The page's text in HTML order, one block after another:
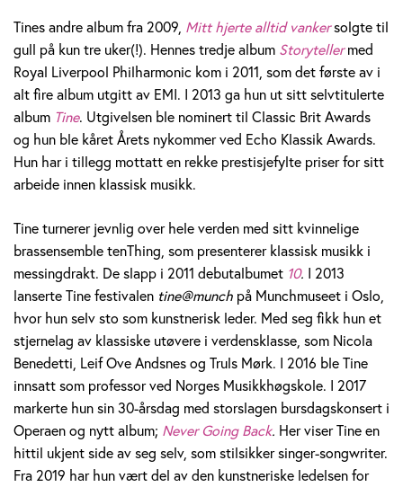
l
s
e
t
h
Tines andre album fra 2009, Mitt hjerte alltid vankersolgte til
gull på kun tre uker(!). Hennes tredje album Storytellermed
Royal Liverpool Philharmonic kom i 2011, som det første av i
alt fire album utgitt av EMI. I 2013 ga hun ut sitt selvtitulerte
album Tine. Utgivelsen ble nominert til Classic Brit Awards
og hun ble kåret Årets nykommer ved Echo Klassik Awards.
Hun har i tillegg mottatt en rekke prestisjefylte priser for sitt
arbeide innen klassisk musikk.
Tine turnerer jevnlig over hele verden med sitt kvinnelige
brassensemble tenThing, som presenterer klassisk musikk i
messingdrakt. De slapp i 2011 debutalbumet 10. I 2013
lanserte Tine festivalen tine@munch på Munchmuseet i Oslo,
hvor hun selv sto som kunstnerisk leder. Med seg fikk hun et
stjernelag av klassiske utøvere i verdensklasse, som Nicola
Benedetti, Leif Ove Andsnes og Truls Mørk. I 2016 ble Tine
innsatt som professor ved Norges Musikkhøgskole. I 2017
markerte hun sin 30-årsdag med storslagen bursdagskonsert i
Operaen og nytt album; Never Going Back. Her viser Tine en
hittil ukjent side av seg selv, som stilsikker singer-songwriter.
Fra 2019 har hun vært del av den kunstneriske ledelsen for